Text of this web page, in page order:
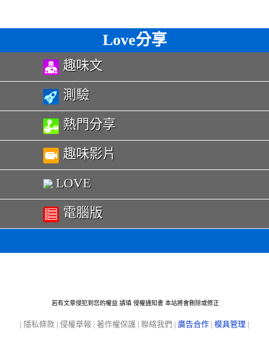
Love分享
趣味文
測驗
熱門分享
趣味影片
LOVE
電腦版
若有文章侵犯到您的權益 請瑱 侵權通知書 本站將會刪除或修正
| 隱私條款 | 侵權舉報 | 著作權保護 | 聯絡我們 | 廣告合作 | 模具管理 |